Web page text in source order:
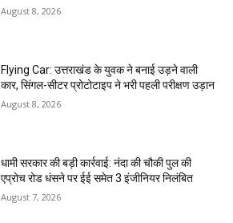
August 8, 2026
Flying Car: उत्तराखंड के युवक ने बनाई उड़ने वाली
कार, सिंगल-सीटर प्रोटोटाइप ने भरी पहली परीक्षण उड़ान
August 8, 2026
धामी सरकार की बड़ी कार्रवाई: नंदा की चौकी पुल की
एप्राेच रोड धंसने पर ईई समेत 3 इंजीनियर निलंबित
August 7, 2026